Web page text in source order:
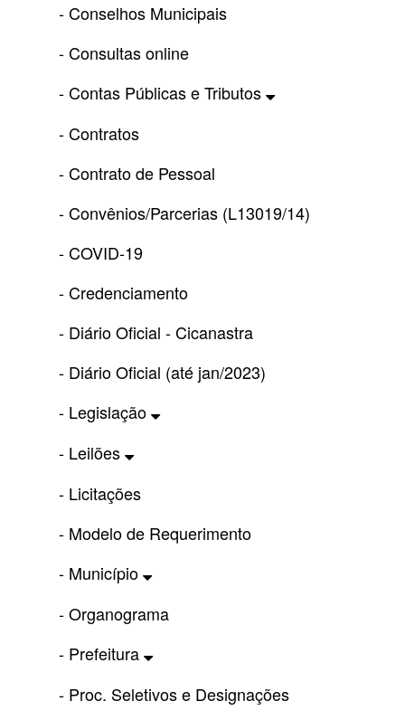
- Conselhos Municipais
- Consultas online
- Contas Públicas e Tributos
- Contratos
- Contrato de Pessoal
- Convênios/Parcerias (L13019/14)
- COVID-19
- Credenciamento
- Diário Oficial - Cicanastra
- Diário Oficial (até jan/2023)
- Legislação
- Leilões
- Licitações
- Modelo de Requerimento
- Município
- Organograma
- Prefeitura
- Proc. Seletivos e Designações